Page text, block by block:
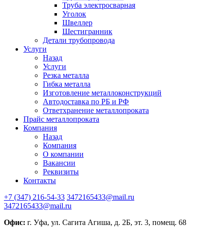
Труба электросварная
Уголок
Швеллер
Шестигранник
Детали трубопровода
Услуги
Назад
Услуги
Резка металла
Гибка металла
Изготовление металлоконструкций
Автодоставка по РБ и РФ
Ответхранение металлопроката
Прайс металлопроката
Компания
Назад
Компания
О компании
Вакансии
Реквизиты
Контакты
+7 (347) 216-54-33 3472165433@mail.ru
3472165433@mail.ru
Офис: г. Уфа, ул. Сагита Агиша, д. 2Б, эт. 3, помещ. 68